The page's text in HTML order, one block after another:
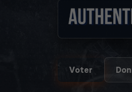
Voter